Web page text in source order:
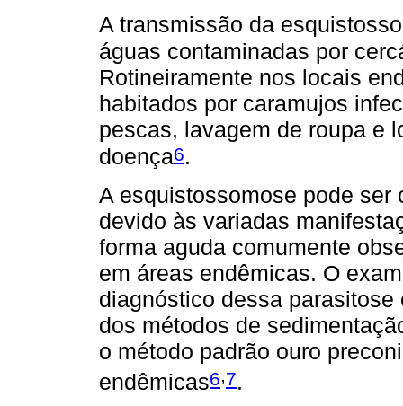
A transmissão da
águas contaminadas por
Rotineiramente nos locais
habitados por caramujos
pescas, lavagem de roupa e
doença6.
A esquistossomose pode ser
devido às variadas
forma aguda comumente
em áreas endêmicas. O
diagnóstico dessa
dos métodos de
o método padrão ouro
endêmicas6,7.